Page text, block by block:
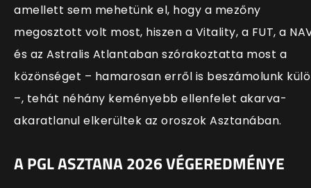
amellett sem mehetünk el, hogy a mezőny
megosztott volt most, hiszen a Vitality, a FUT, a
és az Astralis Atlantaban szórakoztatta most a
közönséget – hamarosan erről is beszámolunk
–, tehát néhány keményebb ellenfelet akarva-
akaratlanul elkerültek az oroszok Asztanában.
A PGL ASZTANA 2026 VÉGEREDMÉNYE